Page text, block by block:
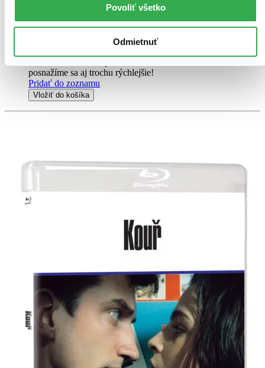
Povoliť všetko
Odmietnuť
DVD film
3,80 €
posnažíme sa aj trochu rýchlejšie!
Pridať do zoznamu
Vložiť do košíka